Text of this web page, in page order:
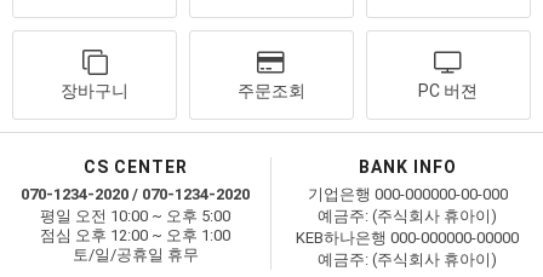
장바구니 주문조회 PC 버젼
CS CENTER
070-1234-2020 / 070-1234-2020
평일 오전 10:00 ~ 오후 5:00
점심 오후 12:00 ~ 오후 1:00
토/일/공휴일 휴무
BANK INFO
기업은행 000-000000-00-000
예금주: (주식회사 휴아이)
KEB하나은행 000-000000-00000
예금주: (주식회사 휴아이)